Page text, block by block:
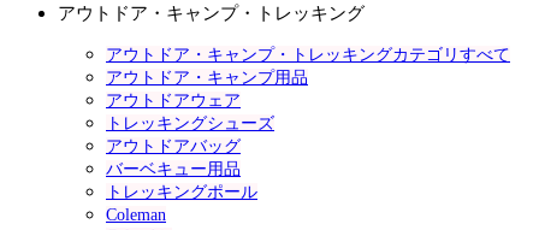
アウトドア・キャンプ・トレッキング
アウトドア・キャンプ・トレッキングカテゴリすべて
アウトドア・キャンプ用品
アウトドアウェア
トレッキングシューズ
アウトドアバッグ
バーベキュー用品
トレッキングポール
Coleman